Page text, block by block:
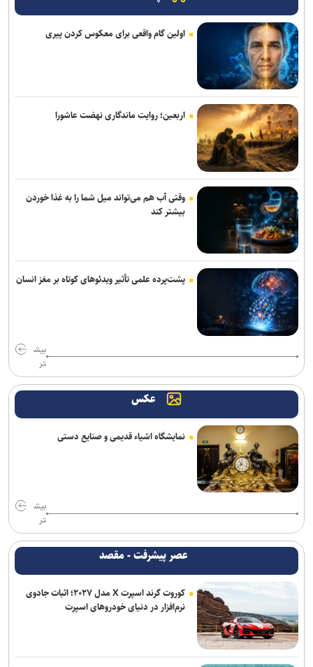
اولین گام واقعی برای معکوس کردن پیری
اربعین؛ روایت ماندگاری نهضت عاشورا
وقتی آب هم می‌تواند میل شما را به غذا خوردن
بیشتر کند
پشت‌پرده علمی تأثیر ویدئو‌های کوتاه بر مغز انسان
بیش
تر
عکس
نمایشگاه اشیاء قدیمی و صنایع دستی
بیش
تر
عصر پیشرفت - مقصد
کوروت گرند اسپرت X مدل ۲۰۲۷؛ اثبات جادوی
نرم‌افزار در دنیای خودروهای اسپرت